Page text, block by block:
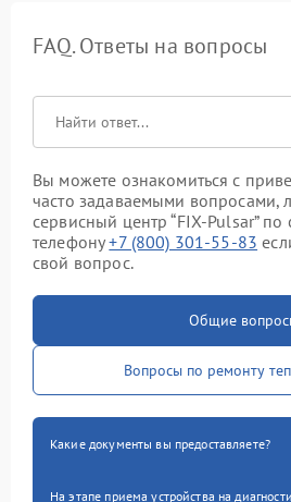
FAQ. Ответы на вопросы
Вы можете ознакомиться с
часто задаваемыми вопросами,
сервисный центр “FIX-Pulsar”
телефону+7 (800) 301-55-83
свой вопрос.
Общие
Вопросы по ремонту
Какие документы вы предоставляете?
На этапе приема устройства на